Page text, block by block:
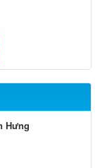
Hưng